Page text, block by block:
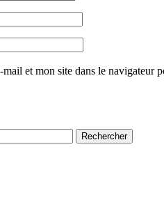
et mon site dans le navigateur